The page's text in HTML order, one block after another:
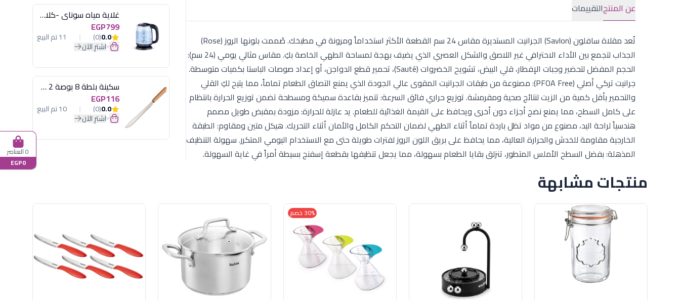
عن المنتجالتقييمات
تُعد مقلاة سافلون (Savlon) الجرانيت المستديرة مقاس 24 سم القطعة الأكثر استخداماً ومرونة في مطبخك. صُممت بلونها الروز (Rose)
الجذاب لتجمع بين الأداء الاحترافي غير اللاصق والشكل العصري الذي يضيف بهجة لمساحة الطهي الخاصة بكِ. مقاس مثالي يومي (24 سم):
الحجم المفضل لتحضير وجبات الإفطار، قلي البيض، تشويح الخضروات (Sauté)، تحمير قطع الدواجن، أو إعداد صوصات الباستا بكميات متوسطة.
جرانيت تركي أصلي (PFOA Free): مصنوعة من طبقات الجرانيت المقوى عالي الجودة الذي يمنع التصاق الطعام تماماً، مما يتيح لكِ القلي
والتحمير بأقل كمية من الزيت لنتائج صحية ومقرمشة. توزيع حراري فائق السرعة: تتميز بقاعدة سميكة ومسطحة تضمن توزيع الحرارة بانتظام
على كامل السطح، مما يمنع نضج أجزاء دون أخرى ويحافظ على القيمة الغذائية للطعام. يد عازلة للحرارة: مزودة بمقبض طويل مصمم
هندسياً لراحة اليد، مصنوع من مواد تظل باردة تماماً أثناء الطهي لضمان التحكم الكامل والأمان أثناء التحريك. هيكل متين ومقاوم: الطبقة
الخارجية مقاومة للخدش والحرارة العالية، مما يحافظ على بريق اللون الروز لفترات طويلة حتى مع الاستخدام اليومي المتكرر. سهولة التنظيف
المذهلة: بفضل السطح الأملس المتطور، تنزلق بقايا الطعام بسهولة، مما يجعل تنظيفها بقطعة إسفنج بسيطة أمراً في غاية السهولة.
غلاية مياه سوناي -كلاسيك 2200 وات، 1.7 لتر زجاج اضائة ليد - MAR-3752
EGP799
0.0
(0) 11 تم البيع
اشترِ الآن
سكينة بلطة 8 بوصة 2 مسمار
EGP116
0.0
(0) 10 تم البيع
اشترِ الآن
منتجات مشابهة
30% خصم
0 العناصر
EGP0